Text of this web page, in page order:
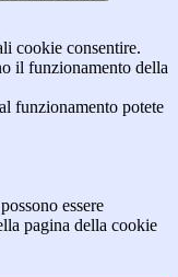
cookie consentire.
il funzionamento della
funzionamento potete
essere
pagina della cookie